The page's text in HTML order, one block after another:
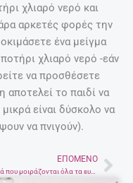
χλιαρό νερό και
αρκετές φορές την
ένα μείγμα
χλιαρό νερό -εάν
να προσθέσετε
το παιδί να
είναι δύσκολο να
να πνιγούν).
ΕΠΌΜΕΝΟ
Mυστικά που μοιράζονται όλα τα ευτυχισμένα ζευγάρια!